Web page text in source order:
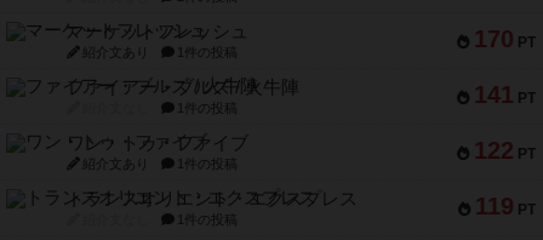
170 PT
マーケットフレッシュ
紹介文あり 1件の投稿
141 PT
ファイアー・ブルズ / 火牛陣
1件の投稿
122 PT
ワン・トゥ・ファイブ
紹介文あり 1件の投稿
119 PT
トランスオリエント・エクスプレス
1件の投稿